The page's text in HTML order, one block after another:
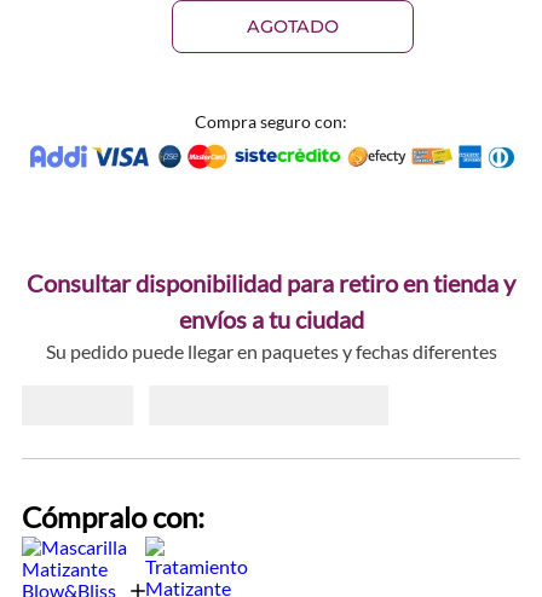
AGOTADO
Compra seguro con:
Consultar disponibilidad para retiro en tienda y
envíos a tu ciudad
Su pedido puede llegar en paquetes y fechas diferentes
Cómpralo con: